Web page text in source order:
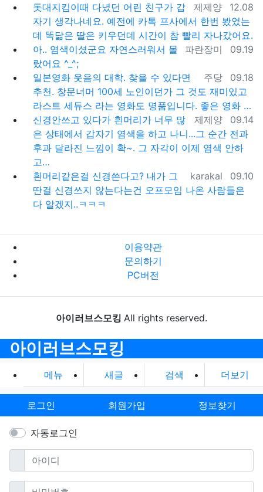
등록자
제제양 등록일
12.08
돗대지킴이때 다녔던 어린 친구가 갑
자기 생각나네요. 예전에 카톡 프사에서 한번 봤었는
데 똑닮은 딸은 키우던데 시간이 참 빨리 자나갔어요.
등록자
파란장미 등록일
09.19
아.. 염색이셨군요 자연스러워서 몰
랐어요 ^_^;
등록자
주당 등록일
09.18
일본영화 웃음의 대학. 찾을 수 있다면
추천. 창문너머 100세 노인이던가 그 것도 재미있고
라스트 세듀스 라는 영화도 명품입니다. 좋은 영화 …
등록자
제제양 등록일
09.14
신경안쓰고 있다가 흰머리가 너무 많
은 상태에서 갑자기 염색을 하고 나니...그 순간 전과
후과 달라진 느낌이 확~. 그 자각이 이제 염색 안하
고…
등록자
karakal 등록일
09.10
흰머리같은걸 신경쓴다고? 내가 그
딴걸 신경쓰지 않는다는건 오프모임 나온 사람들은
다 알겠지..ㅋㅋㅋ
이용약관
문의하기
PC버전
아이러브스모킹 All rights reserved.
아이러브스모킹
메뉴 새글 검색 더보기
로그인 회원가입 정보찾기
자동로그인
아이디필수
비밀번호필수